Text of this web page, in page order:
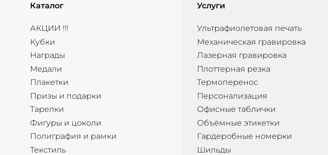
Каталог
АКЦИИ !!!
Кубки
Награды
Медали
Плакетки
Призы и подарки
Тарелки
Фигуры и цоколи
Полиграфия и рамки
Текстиль
Услуги
Ультрафиолетовая печать
Механическая гравировка
Лазерная гравировка
Плоттерная резка
Термоперенос
Персонализация
Офисные таблички
Объёмные этикетки
Гардеробные номерки
Шильды